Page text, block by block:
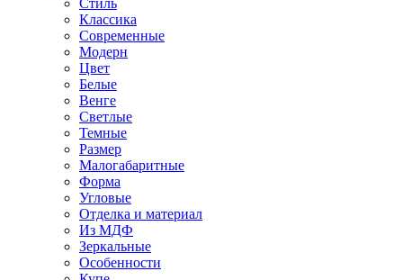
Стиль
Классика
Современные
Модерн
Цвет
Белые
Венге
Светлые
Темные
Размер
Малогабаритные
Форма
Угловые
Отделка и материал
Из МДФ
Зеркальные
Особенности